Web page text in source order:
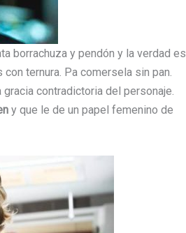
borrachuza y pendón y la verdad es
ternura. Pa comersela sin pan.
contradictoria del personaje.
y que le de un papel femenino de